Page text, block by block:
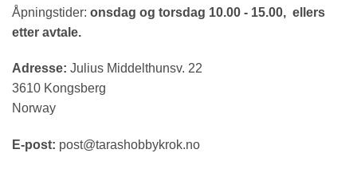
Åpningstider: onsdag og torsdag 10.00 - 15.00, ellers
etter avtale.
Adresse: Julius Middelthunsv. 22
3610 Kongsberg
Norway
E-post: post@tarashobbykrok.no